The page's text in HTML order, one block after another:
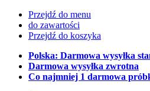
Przejdź do menu
do zawartości
Przejdź do koszyka
Polska: Darmowa wysyłka
Darmowa wysyłka zwrotna
Co najmniej 1 darmowa